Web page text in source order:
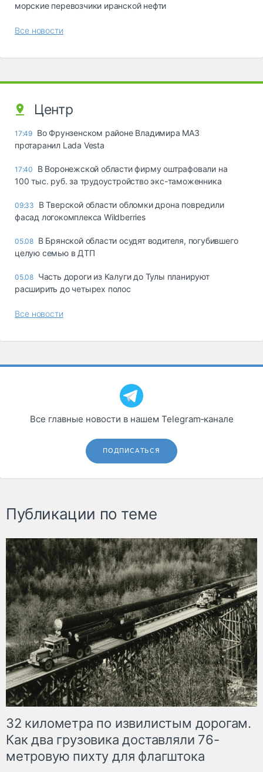
морские перевозчики иранской нефти
Все новости
Центр
17:49 Во Фрунзенском районе Владимира МАЗ
протаранил Lada Vesta
17:40
В Воронежской области фирму оштрафовали на
100 тыс. руб. за трудоустройство экс-таможенника
09:33
В Тверской области обломки дрона повредили
фасад логокомплекса Wildberries
05.08 В Брянской области осудят водителя, погубившего
целую семью в ДТП
05.08 Часть дороги из Калуги до Тулы планируют
расширить до четырех полос
Все новости
Все главные новости в нашем Telegram‑канале
ПОДПИСАТЬСЯ
Публикации по теме
32 километра по извилистым дорогам.
Как два грузовика доставляли 76-
метровую пихту для флагштока